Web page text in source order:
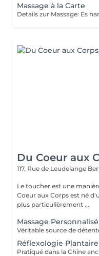
Massage à la Carte
Du Coeur aux
117, Rue de Leudelange
Le toucher est une manière
Coeur aux Corps est né
plus particulièrement ...
Massage Personnalisé
Réflexologie Plantaire